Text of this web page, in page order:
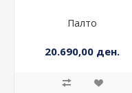
Палто
20.690,00 ден.